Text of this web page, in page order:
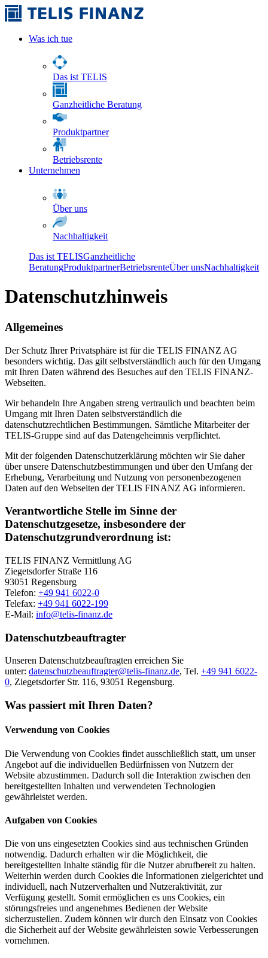
Was ich tue
Das ist TELIS
Ganzheitliche Beratung
Produktpartner
Betriebsrente
Unternehmen
Über uns
Nachhaltigkeit
Das ist TELISGanzheitliche
BeratungProduktpartnerBetriebsrenteÜber unsNachhaltigkeit
Datenschutzhinweis
Allgemeines
Der Schutz Ihrer Privatsphäre ist für die TELIS FINANZ AG
besonders wichtig. Das gilt selbstverständlich auch für den Umgang
mit Ihren Daten während des Besuches auf den TELIS FINANZ-
Webseiten.
Wir behandeln Ihre Angaben streng vertraulich und beachten beim
Umgang mit Ihren Daten selbstverständlich die
datenschutzrechtlichen Bestimmungen. Sämtliche Mitarbeiter der
TELIS-Gruppe sind auf das Datengeheimnis verpflichtet.
Mit der folgenden Datenschutzerklärung möchten wir Sie daher
über unsere Datenschutzbestimmungen und über den Umfang der
Erhebung, Verarbeitung und Nutzung von personenbezogenen
Daten auf den Webseiten der TELIS FINANZ AG informieren.
Verantwortliche Stelle im Sinne der
Datenschutzgesetze, insbesondere der
Datenschutzgrundverordnung ist:
TELIS FINANZ Vermittlung AG
Ziegetsdorfer Straße 116
93051 Regensburg
Telefon: +49 941 6022-0
Telefax: +49 941 6022-199
E-Mail: info@telis-finanz.de
Datenschutzbeauftragter
Unseren Datenschutzbeauftragten erreichen Sie
unter: datenschutzbeauftragter@telis-finanz.de, Tel. +49 941 6022-
0, Ziegetsdorfer Str. 116, 93051 Regensburg.
Was passiert mit Ihren Daten?
Verwendung von Cookies
Die Verwendung von Cookies findet ausschließlich statt, um unser
Angebot auf die individuellen Bedürfnissen von Nutzern der
Website abzustimmen. Dadurch soll die Interaktion zwischen den
bereitgestellten Inhalten und verwendeten Technologien
gewährleistet werden.
Aufgaben von Cookies
Die von uns eingesetzten Cookies sind aus technischen Gründen
notwendig. Dadurch erhalten wir die Möglichkeit, die
bereitgestellten Inhalte ständig für die Nutzer abrufbereit zu halten.
Weiterhin werden durch Cookies die Informationen zielgerichtet und
individuell, nach Nutzerverhalten und Nutzeraktivität, zur
Verfügung gestellt. Somit ermöglichen es uns Cookies, ein
störungsfreies und angenehmes Bedienen der Website
sicherzustellen. Zudem können wir durch den Einsatz von Cookies
die Sicherheit auf der Website gewährleisten sowie Verbesserungen
vornehmen.